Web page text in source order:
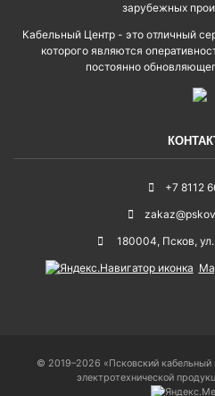
зарубежных
Кабельный Центр - это отличный
которого являются
постоянно
+7 8112
180004, Псков,
© 2019–2026 «Псковский
электротехнической